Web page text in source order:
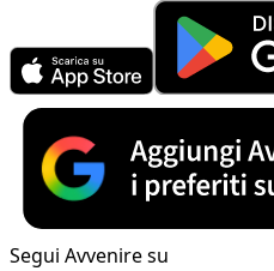
Segui Avvenire su